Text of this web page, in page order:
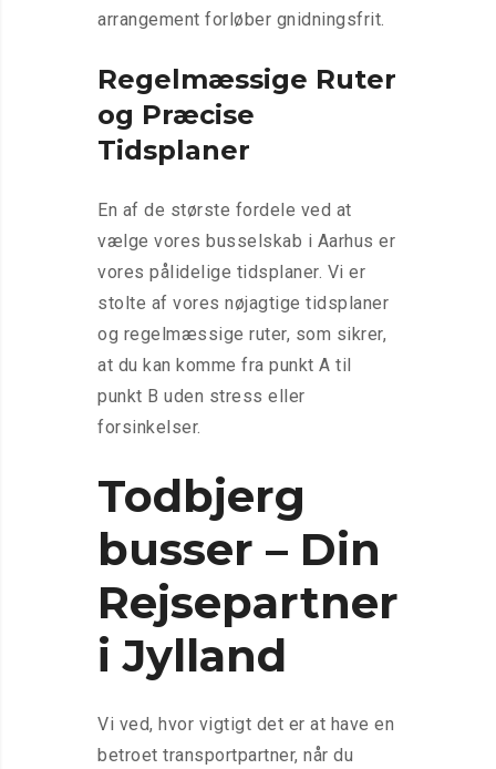
arrangement forløber gnidningsfrit.
Regelmæssige Ruter
og Præcise
Tidsplaner
En af de største fordele ved at
vælge vores busselskab i Aarhus er
vores pålidelige tidsplaner. Vi er
stolte af vores nøjagtige tidsplaner
og regelmæssige ruter, som sikrer,
at du kan komme fra punkt A til
punkt B uden stress eller
forsinkelser.
Todbjerg
busser – Din
Rejsepartner
i Jylland
Vi ved, hvor vigtigt det er at have en
betroet transportpartner, når du